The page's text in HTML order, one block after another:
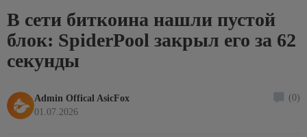
В сети биткоина нашли пустой
блок: SpiderPool закрыл его за 62
секунды
Admin Offical AsicFox
01.07.2026
(0)